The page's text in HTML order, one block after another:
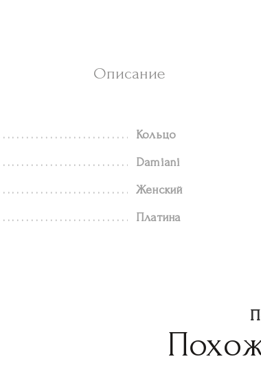
Описание
Кольцо
Damiani
Женский
Платина